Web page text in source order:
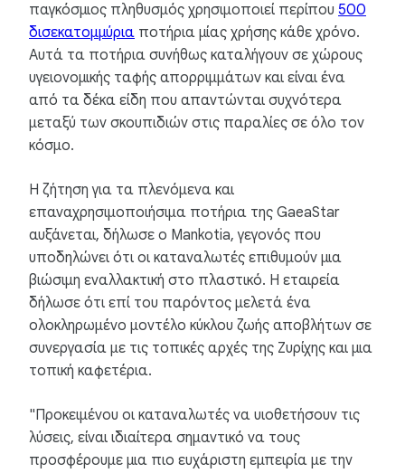
παγκόσμιος πληθυσμός χρησιμοποιεί περίπου 500
δισεκατομμύρια ποτήρια μίας χρήσης κάθε χρόνο.
Αυτά τα ποτήρια συνήθως καταλήγουν σε χώρους
υγειονομικής ταφής απορριμμάτων και είναι ένα
από τα δέκα είδη που απαντώνται συχνότερα
μεταξύ των σκουπιδιών στις παραλίες σε όλο τον
κόσμο.
Η ζήτηση για τα πλενόμενα και
επαναχρησιμοποιήσιμα ποτήρια της GaeaStar
αυξάνεται, δήλωσε ο Mankotia, γεγονός που
υποδηλώνει ότι οι καταναλωτές επιθυμούν μια
βιώσιμη εναλλακτική στο πλαστικό. Η εταιρεία
δήλωσε ότι επί του παρόντος μελετά ένα
ολοκληρωμένο μοντέλο κύκλου ζωής αποβλήτων σε
συνεργασία με τις τοπικές αρχές της Ζυρίχης και μια
τοπική καφετέρια.
"Προκειμένου οι καταναλωτές να υιοθετήσουν τις
λύσεις, είναι ιδιαίτερα σημαντικό να τους
προσφέρουμε μια πιο ευχάριστη εμπειρία με την